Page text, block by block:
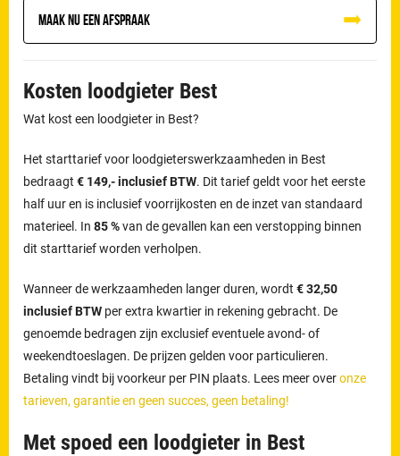
Maak nu een afspraak
Kosten loodgieter Best
Wat kost een loodgieter in Best?
Het starttarief voor loodgieterswerkzaamheden in Best
bedraagt€ 149,- inclusief BTW. Dit tarief geldt voor het eerste
half uur en is inclusief voorrijkosten en de inzet van standaard
materieel. In85 %van de gevallen kan een verstopping binnen
dit starttarief worden verholpen.
Wanneer de werkzaamheden langer duren, wordt€ 32,50
inclusief BTW per extra kwartier in rekening gebracht. De
genoemde bedragen zijn exclusief eventuele avond- of
weekendtoeslagen. De prijzen gelden voor particulieren.
Betaling vindt bij voorkeur per PIN plaats. Lees meer overonze
tarieven, garantie en geen succes, geen betaling!
Met spoed een loodgieter in Best